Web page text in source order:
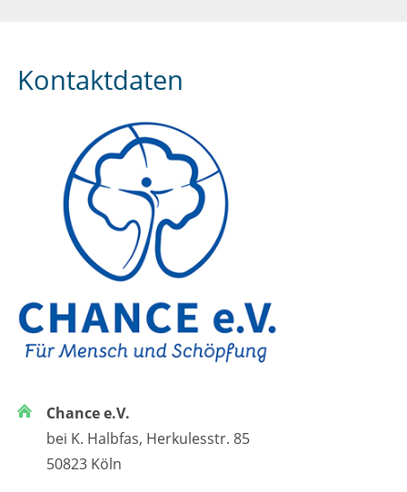
Kontaktdaten
Chance e.V.
bei K. Halbfas, Herkulesstr. 85
50823 Köln